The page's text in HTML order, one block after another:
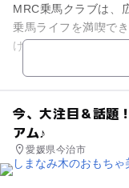
MRC乗馬クラブは、
乗馬ライフを満喫で
ける風を感じながら
スタイルで乗馬を楽
今、大注目＆話題
アム♪
愛媛県今治市